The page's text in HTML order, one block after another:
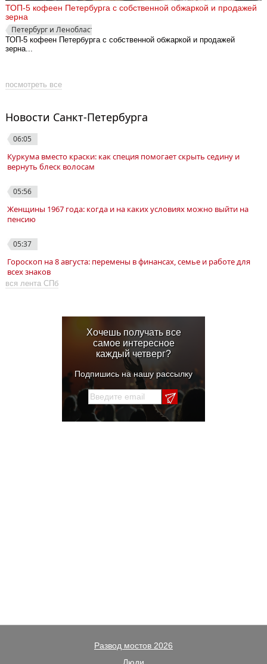
ТОП-5 кофеен Петербурга с собственной обжаркой и продажей
зерна
Петербург и Ленобласть
ТОП-5 кофеен Петербурга с собственной обжаркой и продажей
зерна...
посмотреть все
Новости Санкт-Петербурга
06:05
Куркума вместо краски: как специя помогает скрыть седину и
вернуть блеск волосам
05:56
Женщины 1967 года: когда и на каких условиях можно выйти на
пенсию
05:37
Гороскоп на 8 августа: перемены в финансах, семье и работе для
всех знаков
вся лента СПб
Хочешь получать все
самое интересное
каждый четверг?
Подпишись на нашу рассылку
Развод мостов 2026